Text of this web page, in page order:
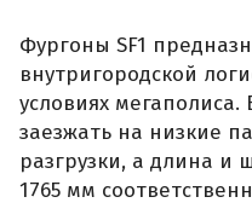
Фургоны SF1
внутригородской
условиях
заезжать на низкие
разгрузки, а длина и
1765 мм